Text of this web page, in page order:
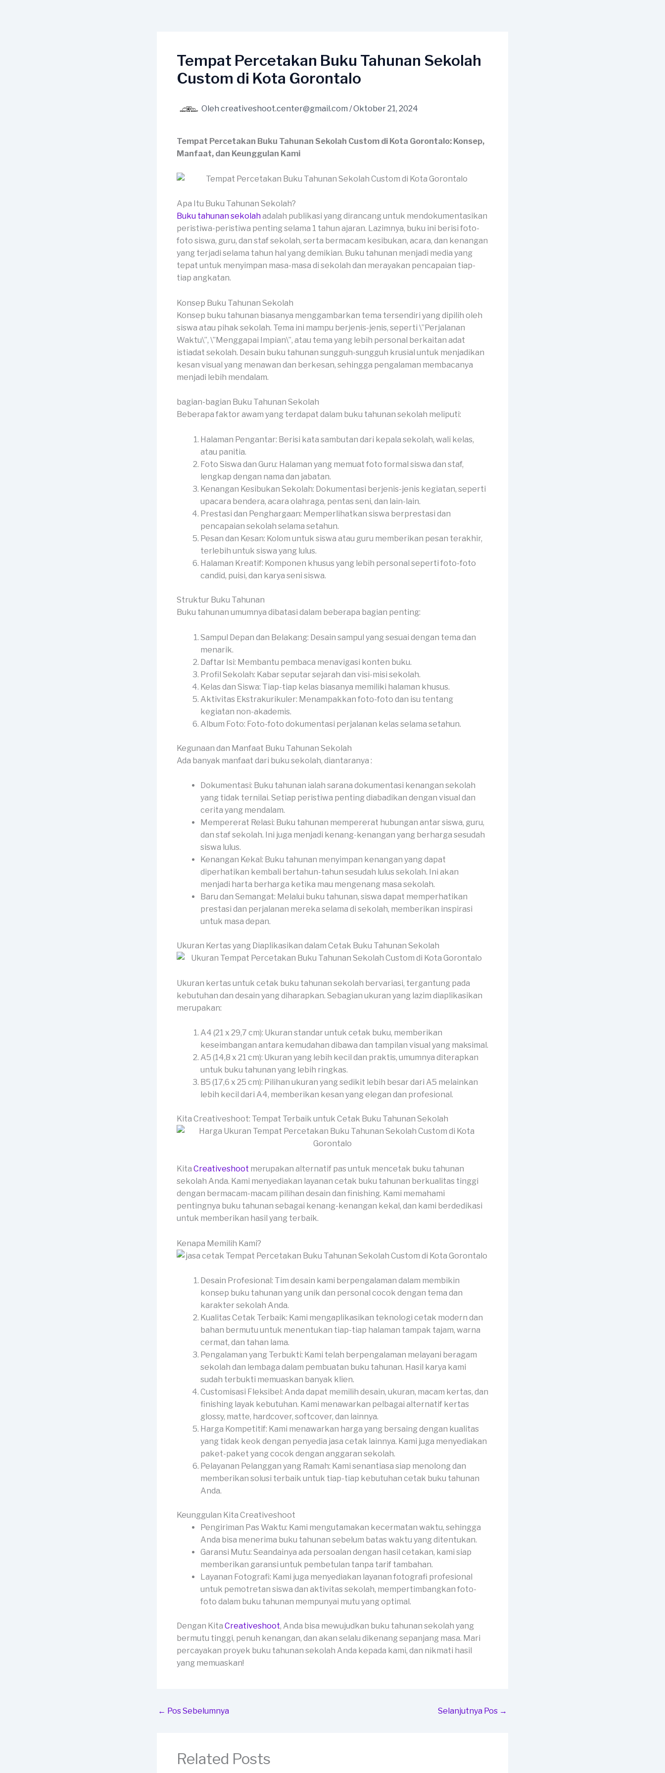
Tempat Percetakan Buku Tahunan Sekolah
Custom di Kota Gorontalo
Oleh creativeshoot.center@gmail.com /Oktober 21, 2024
Tempat Percetakan Buku Tahunan Sekolah Custom di Kota Gorontalo: Konsep,
Manfaat, dan Keunggulan Kami
Apa Itu Buku Tahunan Sekolah?
Buku tahunan sekolahadalah publikasi yang dirancang untuk mendokumentasikan
peristiwa-peristiwa penting selama 1 tahun ajaran. Lazimnya, buku ini berisi foto-
foto siswa, guru, dan staf sekolah, serta bermacam kesibukan, acara, dan kenangan
yang terjadi selama tahun hal yang demikian. Buku tahunan menjadi media yang
tepat untuk menyimpan masa-masa di sekolah dan merayakan pencapaian tiap-
tiap angkatan.
Konsep Buku Tahunan Sekolah
Konsep buku tahunan biasanya menggambarkan tema tersendiri yang dipilih oleh
siswa atau pihak sekolah. Tema ini mampu berjenis-jenis, seperti \”Perjalanan
Waktu\”, \”Menggapai Impian\”, atau tema yang lebih personal berkaitan adat
istiadat sekolah. Desain buku tahunan sungguh-sungguh krusial untuk menjadikan
kesan visual yang menawan dan berkesan, sehingga pengalaman membacanya
menjadi lebih mendalam.
bagian-bagian Buku Tahunan Sekolah
Beberapa faktor awam yang terdapat dalam buku tahunan sekolah meliputi:
Halaman Pengantar: Berisi kata sambutan dari kepala sekolah, wali kelas,
atau panitia.
Foto Siswa dan Guru: Halaman yang memuat foto formal siswa dan staf,
lengkap dengan nama dan jabatan.
Kenangan Kesibukan Sekolah: Dokumentasi berjenis-jenis kegiatan, seperti
upacara bendera, acara olahraga, pentas seni, dan lain-lain.
Prestasi dan Penghargaan: Memperlihatkan siswa berprestasi dan
pencapaian sekolah selama setahun.
Pesan dan Kesan: Kolom untuk siswa atau guru memberikan pesan terakhir,
terlebih untuk siswa yang lulus.
Halaman Kreatif: Komponen khusus yang lebih personal seperti foto-foto
candid, puisi, dan karya seni siswa.
Struktur Buku Tahunan
Buku tahunan umumnya dibatasi dalam beberapa bagian penting:
Sampul Depan dan Belakang: Desain sampul yang sesuai dengan tema dan
menarik.
Daftar Isi: Membantu pembaca menavigasi konten buku.
Profil Sekolah: Kabar seputar sejarah dan visi-misi sekolah.
Kelas dan Siswa: Tiap-tiap kelas biasanya memiliki halaman khusus.
Aktivitas Ekstrakurikuler: Menampakkan foto-foto dan isu tentang
kegiatan non-akademis.
Album Foto: Foto-foto dokumentasi perjalanan kelas selama setahun.
Kegunaan dan Manfaat Buku Tahunan Sekolah
Ada banyak manfaat dari buku sekolah, diantaranya :
Dokumentasi: Buku tahunan ialah sarana dokumentasi kenangan sekolah
yang tidak ternilai. Setiap peristiwa penting diabadikan dengan visual dan
cerita yang mendalam.
Mempererat Relasi: Buku tahunan mempererat hubungan antar siswa, guru,
dan staf sekolah. Ini juga menjadi kenang-kenangan yang berharga sesudah
siswa lulus.
Kenangan Kekal: Buku tahunan menyimpan kenangan yang dapat
diperhatikan kembali bertahun-tahun sesudah lulus sekolah. Ini akan
menjadi harta berharga ketika mau mengenang masa sekolah.
Baru dan Semangat: Melalui buku tahunan, siswa dapat memperhatikan
prestasi dan perjalanan mereka selama di sekolah, memberikan inspirasi
untuk masa depan.
Ukuran Kertas yang Diaplikasikan dalam Cetak Buku Tahunan Sekolah
Ukuran kertas untuk cetak buku tahunan sekolah bervariasi, tergantung pada
kebutuhan dan desain yang diharapkan. Sebagian ukuran yang lazim diaplikasikan
merupakan:
A4 (21 x 29,7 cm): Ukuran standar untuk cetak buku, memberikan
keseimbangan antara kemudahan dibawa dan tampilan visual yang maksimal.
A5 (14,8 x 21 cm): Ukuran yang lebih kecil dan praktis, umumnya diterapkan
untuk buku tahunan yang lebih ringkas.
B5 (17,6 x 25 cm): Pilihan ukuran yang sedikit lebih besar dari A5 melainkan
lebih kecil dari A4, memberikan kesan yang elegan dan profesional.
Kita Creativeshoot: Tempat Terbaik untuk Cetak Buku Tahunan Sekolah
Kita Creativeshoot merupakan alternatif pas untuk mencetak buku tahunan
sekolah Anda. Kami menyediakan layanan cetak buku tahunan berkualitas tinggi
dengan bermacam-macam pilihan desain dan finishing. Kami memahami
pentingnya buku tahunan sebagai kenang-kenangan kekal, dan kami berdedikasi
untuk memberikan hasil yang terbaik.
Kenapa Memilih Kami?
Desain Profesional: Tim desain kami berpengalaman dalam membikin
konsep buku tahunan yang unik dan personal cocok dengan tema dan
karakter sekolah Anda.
Kualitas Cetak Terbaik: Kami mengaplikasikan teknologi cetak modern dan
bahan bermutu untuk menentukan tiap-tiap halaman tampak tajam, warna
cermat, dan tahan lama.
Pengalaman yang Terbukti: Kami telah berpengalaman melayani beragam
sekolah dan lembaga dalam pembuatan buku tahunan. Hasil karya kami
sudah terbukti memuaskan banyak klien.
Customisasi Fleksibel: Anda dapat memilih desain, ukuran, macam kertas, dan
finishing layak kebutuhan. Kami menawarkan pelbagai alternatif kertas
glossy, matte, hardcover, softcover, dan lainnya.
Harga Kompetitif: Kami menawarkan harga yang bersaing dengan kualitas
yang tidak keok dengan penyedia jasa cetak lainnya. Kami juga menyediakan
paket-paket yang cocok dengan anggaran sekolah.
Pelayanan Pelanggan yang Ramah: Kami senantiasa siap menolong dan
memberikan solusi terbaik untuk tiap-tiap kebutuhan cetak buku tahunan
Anda.
Keunggulan Kita Creativeshoot
Pengiriman Pas Waktu: Kami mengutamakan kecermatan waktu, sehingga
Anda bisa menerima buku tahunan sebelum batas waktu yang ditentukan.
Garansi Mutu: Seandainya ada persoalan dengan hasil cetakan, kami siap
memberikan garansi untuk pembetulan tanpa tarif tambahan.
Layanan Fotografi: Kami juga menyediakan layanan fotografi profesional
untuk pemotretan siswa dan aktivitas sekolah, mempertimbangkan foto-
foto dalam buku tahunan mempunyai mutu yang optimal.
Dengan Kita Creativeshoot, Anda bisa mewujudkan buku tahunan sekolah yang
bermutu tinggi, penuh kenangan, dan akan selalu dikenang sepanjang masa. Mari
percayakan proyek buku tahunan sekolah Anda kepada kami, dan nikmati hasil
yang memuaskan!
← Pos Sebelumnya Selanjutnya Pos →
Related Posts